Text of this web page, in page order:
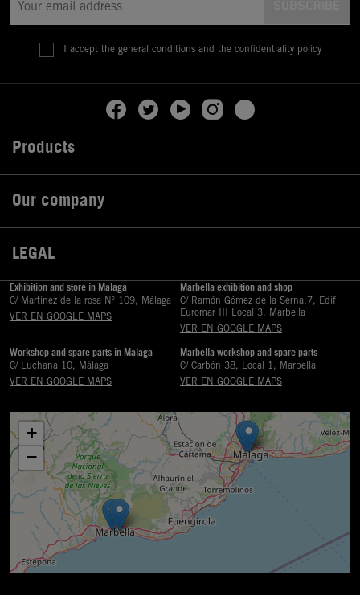
I accept the general conditions and the confidentiality policy
Products
Our company
LEGAL
Exhibition and store in Malaga
C/ Martinez de la rosa Nº 109, Málaga
VER EN GOOGLE MAPS
Marbella exhibition and shop
C/ Ramón Gómez de la Serna,7, Edif
Euromar III Local 3, Marbella
VER EN GOOGLE MAPS
Workshop and spare parts in Malaga
C/ Luchana 10, Málaga
VER EN GOOGLE MAPS
Marbella workshop and spare parts
C/ Carbón 38, Local 1, Marbella
VER EN GOOGLE MAPS
+
−